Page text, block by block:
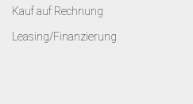
Kauf auf Rechnung
Leasing/Finanzierung